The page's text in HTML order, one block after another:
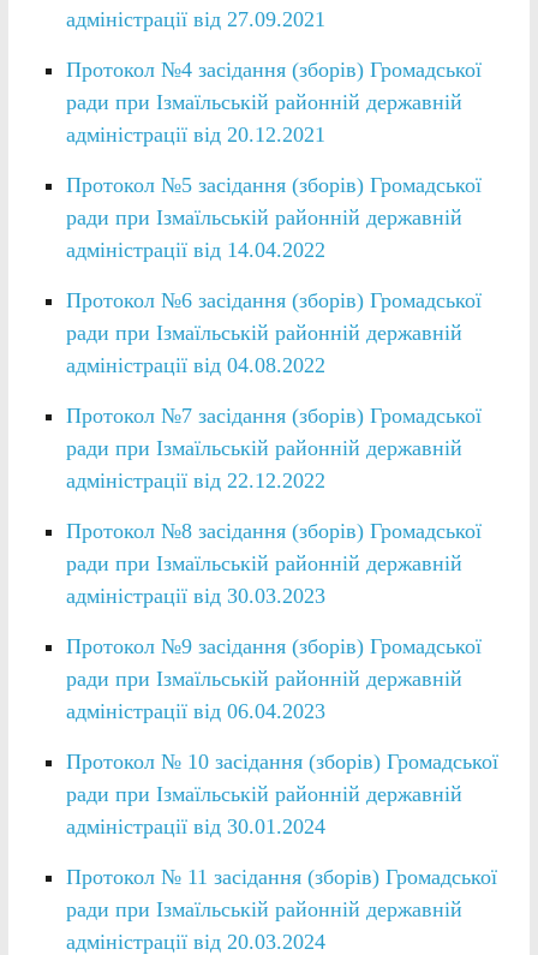
адміністрації від 27.09.2021
Протокол №4 засідання (зборів) Громадської
ради при Ізмаїльській районній державній
адміністрації від 20.12.2021
Протокол №5 засідання (зборів) Громадської
ради при Ізмаїльській районній державній
адміністрації від 14.04.2022
Протокол №6 засідання (зборів) Громадської
ради при Ізмаїльській районній державній
адміністрації від 04.08.2022
Протокол №7 засідання (зборів) Громадської
ради при Ізмаїльській районній державній
адміністрації від 22.12.2022
Протокол №8 засідання (зборів) Громадської
ради при Ізмаїльській районній державній
адміністрації від 30.03.2023
Протокол №9 засідання (зборів) Громадської
ради при Ізмаїльській районній державній
адміністрації від 06.04.2023
Протокол № 10 засідання (зборів) Громадської
ради при Ізмаїльській районній державній
адміністрації від 30.01.2024
Протокол № 11 засідання (зборів) Громадської
ради при Ізмаїльській районній державній
адміністрації від 20.03.2024